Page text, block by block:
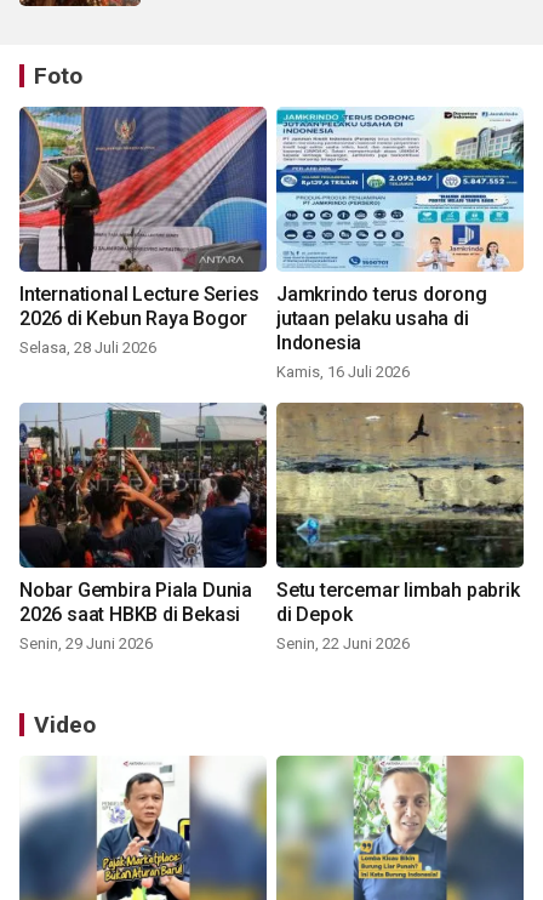
Foto
International Lecture Series
2026 di Kebun Raya Bogor
Selasa, 28 Juli 2026
Jamkrindo terus dorong
jutaan pelaku usaha di
Indonesia
Kamis, 16 Juli 2026
Nobar Gembira Piala Dunia
2026 saat HBKB di Bekasi
Senin, 29 Juni 2026
Setu tercemar limbah pabrik
di Depok
Senin, 22 Juni 2026
Video